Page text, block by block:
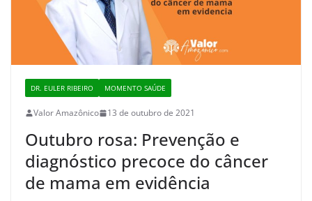
DR. EULER RIBEIRO MOMENTO SAÚDE
Valor Amazônico 13 de outubro de 2021
Outubro rosa: Prevenção e
diagnóstico precoce do câncer
de mama em evidência